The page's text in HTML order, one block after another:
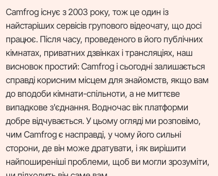
Camfrog існує з 2003 року, тож це один із
найстаріших сервісів групового відеочату, що досі
працює. Після часу, проведеного в його публічних
кімнатах, приватних дзвінках і трансляціях, наш
висновок простий: Camfrog і сьогодні залишається
справді корисним місцем для знайомств, якщо вам
до вподоби кімнати-спільноти, а не миттєве
випадкове з'єднання. Водночас вік платформи
добре відчувається. У цьому огляді ми розповімо,
чим Camfrog є насправді, у чому його сильні
сторони, де він може дратувати, і як вирішити
найпоширеніші проблеми, щоб ви могли зрозуміти,